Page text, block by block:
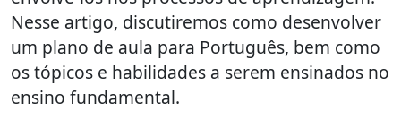
Nesse artigo, discutiremos como desenvolver
um plano de aula para Português, bem como
os tópicos e habilidades a serem ensinados no
ensino fundamental.